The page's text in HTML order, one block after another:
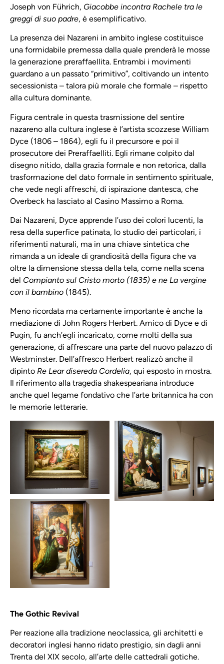
Joseph von Führich, Giacobbe incontra Rachele tra le
greggi di suo padre, è esemplificativo.
La presenza dei Nazareni in ambito inglese costituisce
una formidabile premessa dalla quale prenderà le mosse
la generazione preraffaellita. Entrambi i movimenti
guardano a un passato “primitivo”, coltivando un intento
secessionista – talora più morale che formale – rispetto
alla cultura dominante.
Figura centrale in questa trasmissione del sentire
nazareno alla cultura inglese è l’artista scozzese William
Dyce (1806 – 1864), egli fu il precursore e poi il
prosecutore dei Preraffaelliti. Egli rimane colpito dal
disegno nitido, dalla grazia formale e non retorica, dalla
trasformazione del dato formale in sentimento spirituale,
che vede negli affreschi, di ispirazione dantesca, che
Overbeck ha lasciato al Casino Massimo a Roma.
Dai Nazareni, Dyce apprende l’uso dei colori lucenti, la
resa della superfice patinata, lo studio dei particolari, i
riferimenti naturali, ma in una chiave sintetica che
rimanda a un ideale di grandiosità della figura che va
oltre la dimensione stessa della tela, come nella scena
del Compianto sul Cristo morto (1835) e ne La vergine
con il bambino (1845).
Meno ricordata ma certamente importante è anche la
mediazione di John Rogers Herbert. Amico di Dyce e di
Pugin, fu anch’egli incaricato, come molti della sua
generazione, di affrescare una parte del nuovo palazzo di
Westminster. Dell’affresco Herbert realizzò anche il
dipinto Re Lear disereda Cordelia, qui esposto in mostra.
Il riferimento alla tragedia shakespeariana introduce
anche quel legame fondativo che l’arte britannica ha con
le memorie letterarie.
The Gothic Revival
Per reazione alla tradizione neoclassica, gli architetti e
decoratori inglesi hanno ridato prestigio, sin dagli anni
Trenta del XIX secolo, all’arte delle cattedrali gotiche.